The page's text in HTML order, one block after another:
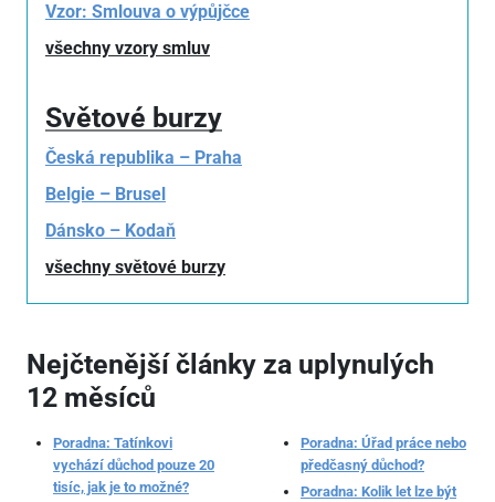
Vzor: Smlouva o výpůjčce
všechny vzory smluv
Světové burzy
Česká republika – Praha
Belgie – Brusel
Dánsko – Kodaň
všechny světové burzy
Nejčtenější články za uplynulých
12 měsíců
Poradna: Tatínkovi
vychází důchod pouze 20
tisíc, jak je to možné?
Poradna: Úřad práce nebo
předčasný důchod?
Poradna: Kolik let lze být